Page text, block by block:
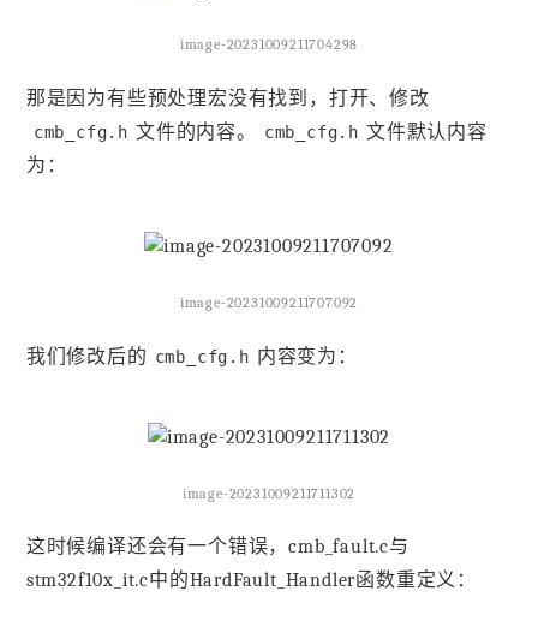
image-20231009211704298
那是因为有些预处理宏没有找到，打开、修改
cmb_cfg.h 文件的内容。 cmb_cfg.h 文件默认内容
为：
image-20231009211707092
我们修改后的 cmb_cfg.h 内容变为：
image-20231009211711302
这时候编译还会有一个错误，cmb_fault.c与
stm32f10x_it.c中的HardFault_Handler函数重定义：